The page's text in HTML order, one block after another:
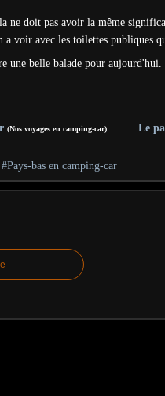
doit pas avoir la même
voir avec les toilettes publiques
une belle balade pour aujourd'hui.
(Nos voyages en camping-car) Le
#Pays-bas en camping-car